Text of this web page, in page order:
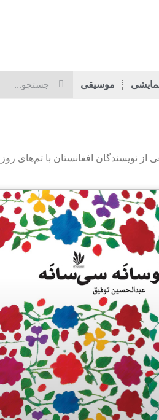
موسیقی
از نویسندگان افغانستان با تم‌های